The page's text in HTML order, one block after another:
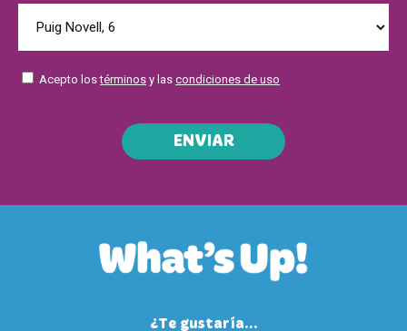
Acepto lostérminos y las condiciones de uso
ENVIAR
¿Te gustaría...